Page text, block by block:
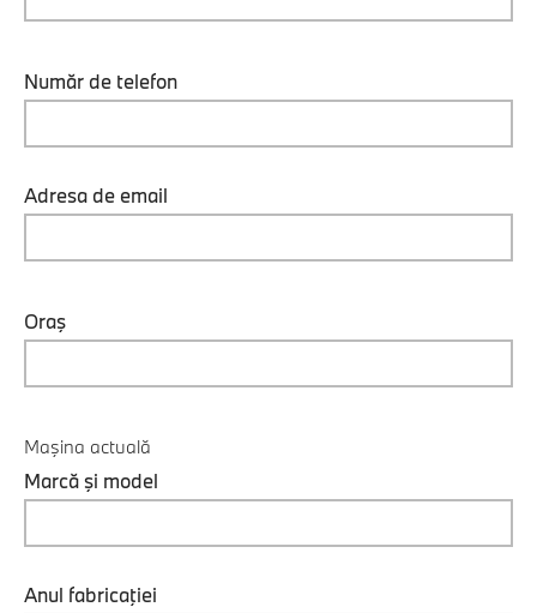
Număr de telefon
Adresa de email
Oraş
Maşina actuală
Marcă şi model
Anul fabricaţiei